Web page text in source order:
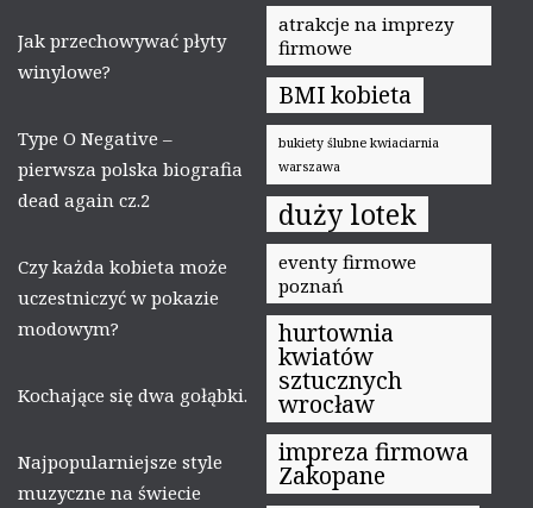
Jak przechowywać płyty
winylowe?
Type O Negative –
pierwsza polska biografia
dead again cz.2
Czy każda kobieta może
uczestniczyć w pokazie
modowym?
Kochające się dwa gołąbki.
Najpopularniejsze style
muzyczne na świecie
atrakcje na imprezy
firmowe
BMI kobieta
bukiety ślubne kwiaciarnia
warszawa
duży lotek
eventy firmowe
poznań
hurtownia
kwiatów
sztucznych
wrocław
impreza firmowa
Zakopane